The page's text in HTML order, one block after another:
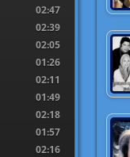
02:47
02:39
02:05
01:26
02:11
01:49
02:18
01:57
02:16